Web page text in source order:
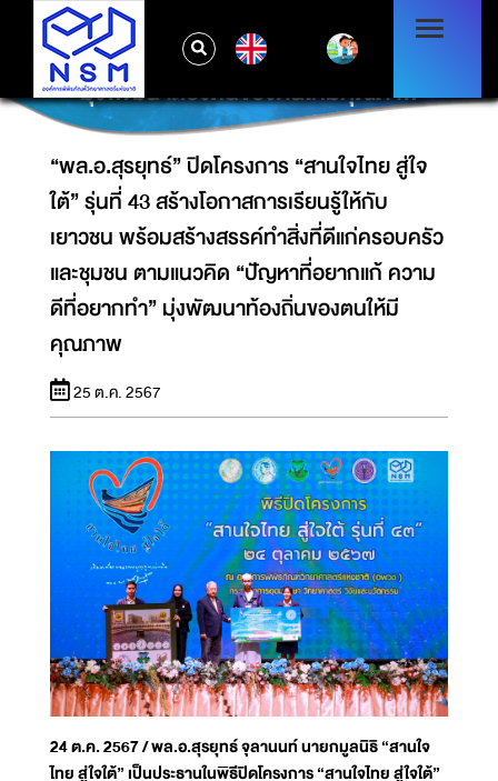
รุ่นที่ 43 สร้างโอกาสการเรียนรู้ให้กับเยาวชน
พร้อมสร้างสรรค์ทำสิ่งที่ดีแก่ครอบครัวและชุมชน
ตามแนวคิด “ปัญหาที่อยากแก้ ความดีที่อยากทำ”
มุ่งพัฒนาท้องถิ่นของตนให้มีคุณภาพ
“พล.อ.สุรยุทธ์” ปิดโครงการ “สานใจไทย สู่ใจ
ใต้” รุ่นที่ 43 สร้างโอกาสการเรียนรู้ให้กับ
เยาวชน พร้อมสร้างสรรค์ทำสิ่งที่ดีแก่ครอบครัว
และชุมชน ตามแนวคิด “ปัญหาที่อยากแก้ ความ
ดีที่อยากทำ” มุ่งพัฒนาท้องถิ่นของตนให้มี
คุณภาพ
25 ต.ค. 2567
24 ต.ค. 2567 / พล.อ.สุรยุทธ์ จุลานนท์ นายกมูลนิธิ “สานใจ
ไทย สู่ใจใต้” เป็นประธานในพิธีปิดโครงการ “สานใจไทย สู่ใจใต้”